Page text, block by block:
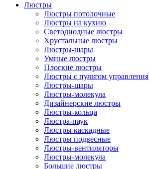
Люстры
Люстры потолочные
Люстры на кухню
Светодиодные люстры
Хрустальные люстры
Люстры-шары
Умные люстры
Плоские люстры
Люстры с пультом управления
Люстры-шары
Люстры-молекула
Дизайнерские люстры
Люстры-кольца
Люстра-паук
Люстры каскадные
Люстры подвесные
Люстры-вентиляторы
Люстры-молекула
Большие люстры